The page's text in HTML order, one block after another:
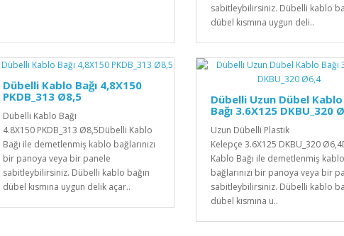
sabitleybilirsiniz. Dübelli kablo
dübel kısmına uygun deli..
Dübelli Kablo Bağı 4,8X150
PKDB_313 Ø8,5
Dübelli Kablo Bağı
4.8X150 PKDB_313 Ø8,5Dübelli Kablo
Bağı ile demetlenmiş kablo bağlarınızı
bir panoya veya bir panele
sabitleybilirsiniz. Dübelli kablo bağın
dübel kısmına uygun delik açar..
Dübelli Uzun Dübel Kablo
Bağı 3.6X125 DKBU_320
Uzun Dübelli Plastik
Kelepçe 3.6X125 DKBU_320
Kablo Bağı ile demetlenmiş kablo
bağlarınızı bir panoya veya bir
sabitleybilirsiniz. Dübelli kablo
dübel kısmına u..